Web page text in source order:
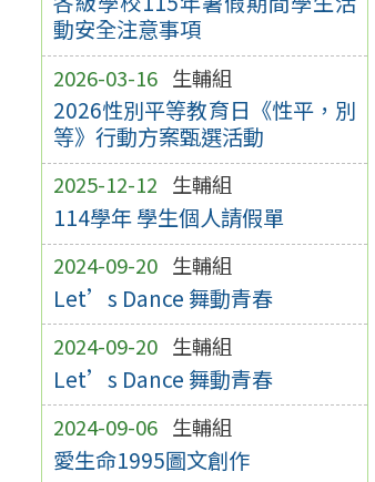
動安全注意事項
2026-03-16 生輔組
2026性別平等教育日《性平，別
等》行動方案甄選活動
2025-12-12 生輔組
114學年 學生個人請假單
2024-09-20 生輔組
Let’s Dance 舞動青春
2024-09-20 生輔組
Let’s Dance 舞動青春
2024-09-06 生輔組
愛生命1995圖文創作